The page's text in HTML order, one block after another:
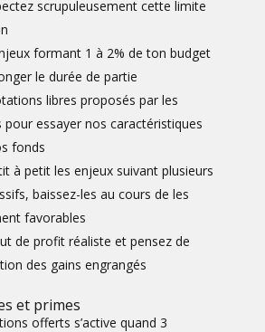
scrupuleusement cette limite
formant 1 à 2% de ton budget
le durée de partie
libres proposés par les
essayer nos caractéristiques
fonds
à petit les enjeux suivant plusieurs
baissez-les au cours de les
favorables
de profit réaliste et pensez de
des gains engrangés
et primes
offerts s’active quand 3